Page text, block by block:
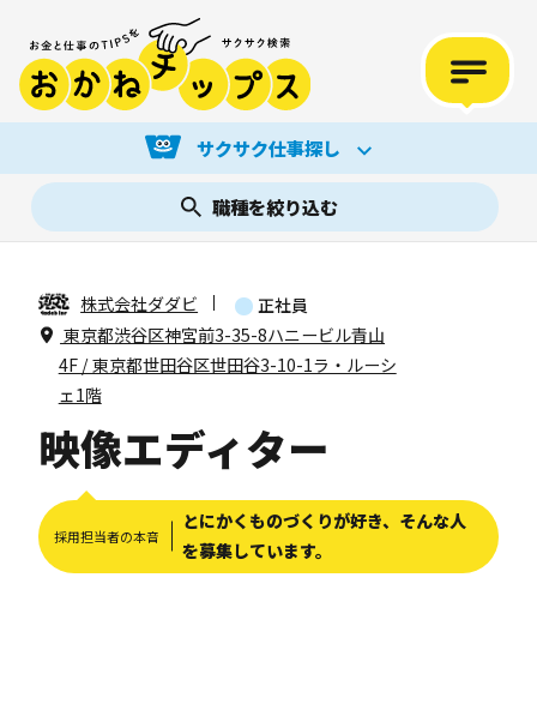
サクサク仕事探し
職種を絞り込む
株式会社ダダビ
正社員
東京都渋谷区神宮前3-35-8ハニービル青山
4F / 東京都世田谷区世田谷3-10-1ラ・ルーシ
ェ1階
映像エディター
採用担当者の本音
とにかくものづくりが好き、そんな人
を募集しています。